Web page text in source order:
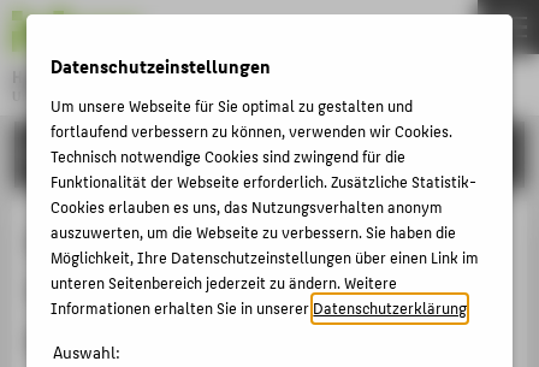
Hochschule für Technik und Wirtschaft Berlin
University of Applied Sciences
Menu
FORSCHUNG
E-Government im Dienste der
Verwaltungsmodernisierung -
Erwartungen und Perspektiven
THEMEN
HOCHSCHULE
CAMPUS
STUDIUM
LEHRE
Datenschutzeinstellungen
Um unsere Webseite für Sie optimal zu gestalten und
fortlaufend verbessern zu können, verwenden wir Cookies.
Technisch notwendige Cookies sind zwingend für die
Funktionalität der Webseite erforderlich. Zusätzliche Statistik-
Cookies erlauben es uns, das Nutzungsverhalten anonym
auszuwerten, um die Webseite zu verbessern. Sie haben die
Möglichkeit, Ihre Datenschutzeinstellungen über einen Link im
unteren Seitenbereich jederzeit zu ändern. Weitere
Informationen erhalten Sie in unsererDatenschutzerklärung
Auswahl: